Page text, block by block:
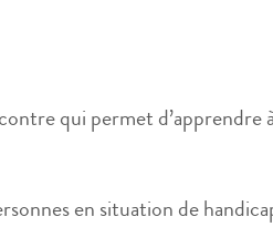
qui permet d’apprendre
en situation de